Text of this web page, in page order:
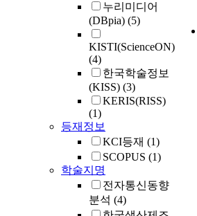
누리미디어
(DBpia) (5)
KISTI(ScienceON)
(4)
한국학술정보
(KISS) (3)
KERIS(RISS)
(1)
등재정보
KCI등재 (1)
SCOPUS (1)
학술지명
전자통신동향
분석 (4)